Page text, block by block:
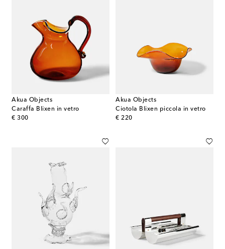
Akua Objects
Caraffa Blixen in vetro
€ 300
original price
Akua Objects
Ciotola Blixen piccola in vetro
€ 220
original price